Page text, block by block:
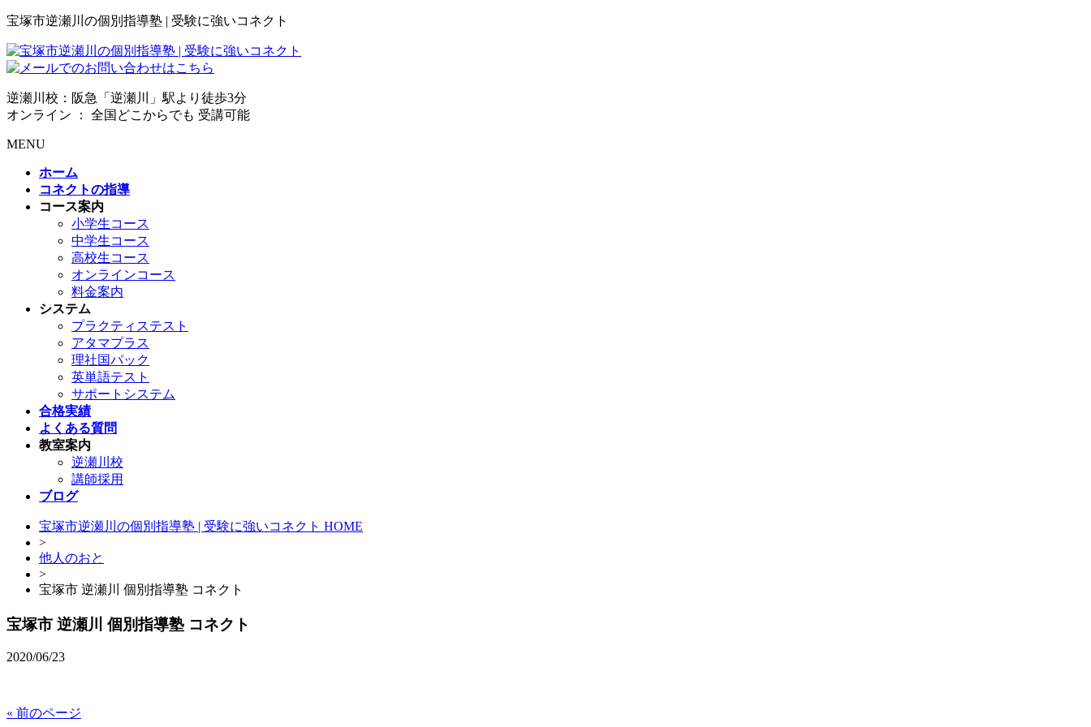
宝塚市逆瀬川の個別指導塾 | 受験に強いコネクト
逆瀬川校：阪急「逆瀬川」駅より徒歩3分
オンライン ： 全国どこからでも 受講可能
MENU
ホーム
コネクトの指導
コース案内
小学生コース
中学生コース
高校生コース
オンラインコース
料金案内
システム
プラクティステスト
アタマプラス
理社国パック
英単語テスト
サポートシステム
合格実績
よくある質問
教室案内
逆瀬川校
講師採用
ブログ
宝塚市逆瀬川の個別指導塾 | 受験に強いコネクト HOME
>
他人のおと
>
宝塚市 逆瀬川 個別指導塾 コネクト
宝塚市 逆瀬川 個別指導塾 コネクト
2020/06/23
« 前のページ